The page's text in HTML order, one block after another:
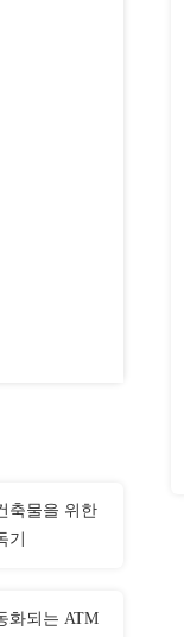
축물을 위한
기
화되는 ATM